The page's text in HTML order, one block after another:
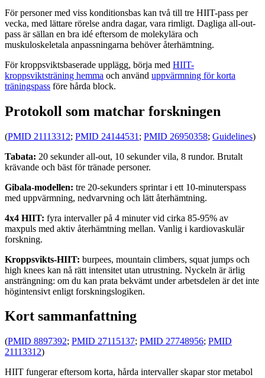
För personer med viss konditionsbas kan två till tre HIIT-pass per
vecka, med lättare rörelse andra dagar, vara rimligt. Dagliga all-out-
pass är sällan en bra idé eftersom de molekylära och
muskuloskeletala anpassningarna behöver återhämtning.
För kroppsviktsbaserade upplägg, börja med HIIT-
kroppsviktsträning hemma och använd uppvärmning för korta
träningspass före hårda block.
Protokoll som matchar forskningen
(PMID 21113312; PMID 24144531 ; PMID 26950358; Guidelines)
Tabata: 20 sekunder all-out, 10 sekunder vila, 8 rundor. Brutalt
krävande och bäst för tränade personer.
Gibala-modellen: tre 20-sekunders sprintar i ett 10-minuterspass
med uppvärmning, nedvarvning och lätt återhämtning.
4x4 HIIT: fyra intervaller på 4 minuter vid cirka 85-95% av
maxpuls med aktiv återhämtning mellan. Vanlig i kardiovaskulär
forskning.
Kroppsvikts-HIIT: burpees, mountain climbers, squat jumps och
high knees kan nå rätt intensitet utan utrustning. Nyckeln är ärlig
ansträngning: om du kan prata bekvämt under arbetsdelen är det inte
högintensivt enligt forskningslogiken.
Kort sammanfattning
(PMID 8897392; PMID 27115137; PMID 27748956; PMID
21113312)
HIIT fungerar eftersom korta, hårda intervaller skapar stor metabol